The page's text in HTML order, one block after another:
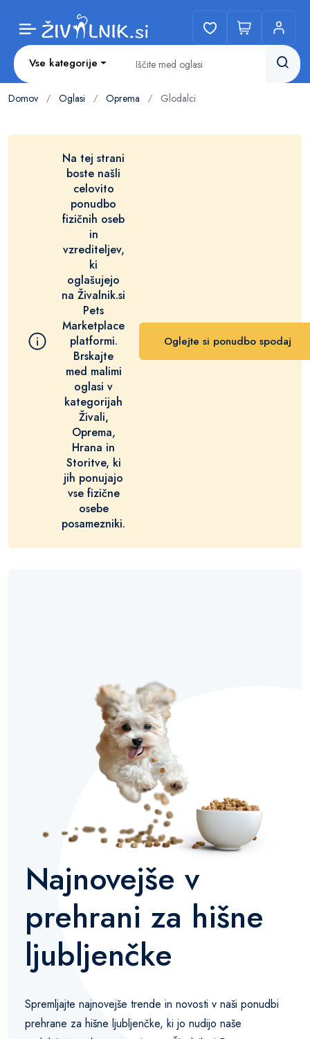
Vse kategorije
Domov / Oglasi / Oprema / Glodalci
Na tej strani
boste našli
celovito
ponudbo
fizičnih oseb
in
vzrediteljev,
ki
oglašujejo
na Živalnik.si
Pets
Marketplace
platformi.
Brskajte
med malimi
oglasi v
kategorijah
Živali,
Oprema,
Hrana in
Storitve, ki
jih ponujajo
vse fizične
osebe
posamezniki.
Oglejte si ponudbo spodaj
Najnovejše v
prehrani za hišne
ljubljenčke
Spremljajte najnovejše trende in novosti v naši ponudbi
prehrane za hišne ljubljenčke, ki jo nudijo naše